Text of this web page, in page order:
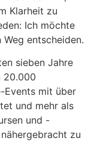
Klarheit zu
Ich möchte
entscheiden.
sieben Jahre
20.000
Events mit über
und mehr als
und -
zu